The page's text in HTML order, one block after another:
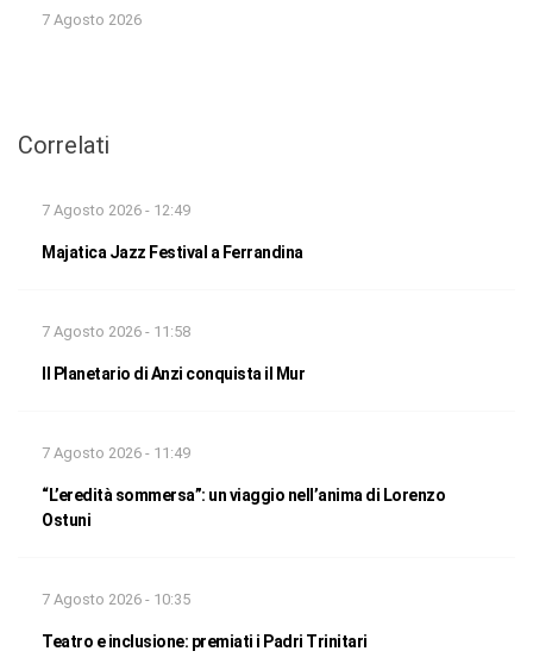
7 Agosto 2026
Correlati
7 Agosto 2026 - 12:49
Majatica Jazz Festival a Ferrandina
7 Agosto 2026 - 11:58
Il Planetario di Anzi conquista il Mur
7 Agosto 2026 - 11:49
“L’eredità sommersa”: un viaggio nell’anima di Lorenzo
Ostuni
7 Agosto 2026 - 10:35
Teatro e inclusione: premiati i Padri Trinitari